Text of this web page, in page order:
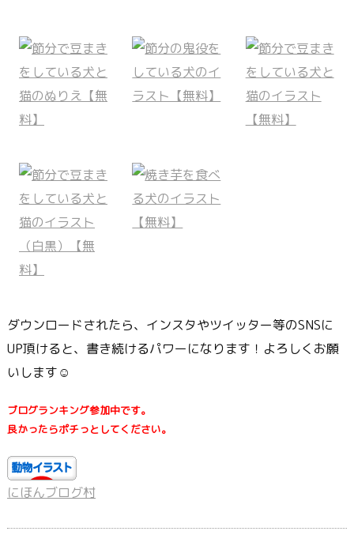
ダウンロードされたら、インスタやツイッター等のSNSに
UP頂けると、書き続けるパワーになります！よろしくお願
いします☺
ブログランキング参加中です。
良かったらポチっとしてください。
にほんブログ村